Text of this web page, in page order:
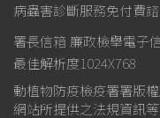
病蟲害診斷服務免付費
署長信箱 廉政檢舉電子
最佳解析度1024X768
動植物防疫檢疫署署版
網站所提供之法規資訊